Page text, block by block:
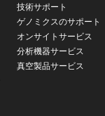
技術サポート
ゲノミクスのサポート
オンサイトサービス
分析機器サービス
真空製品サービス